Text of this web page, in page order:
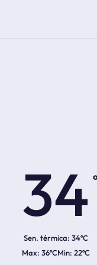
34
Sen. térmica: 34ºC
36ºC 22ºC